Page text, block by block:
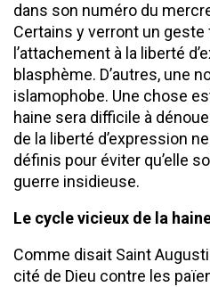
dans son numéro du
Certains y verront un
l’attachement à la liberté
blasphème. D’autres, une
islamophobe. Une chose
haine sera difficile à
de la liberté d’expression
définis pour éviter qu’elle
guerre insidieuse.
Le cycle vicieux de la
Comme disait Saint
cité de Dieu contre les